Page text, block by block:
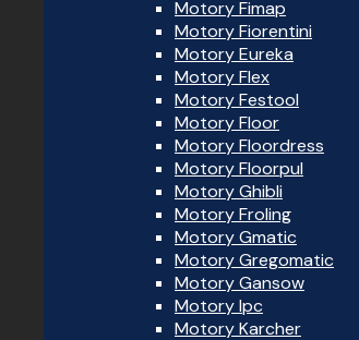
Motory Fimap
Motory Fiorentini
Motory Eureka
Motory Flex
Motory Festool
Motory Floor
Motory Floordress
Motory Floorpul
Motory Ghibli
Motory Froling
Motory Gmatic
Motory Gregomatic
Motory Gansow
Motory Ipc
Motory Karcher